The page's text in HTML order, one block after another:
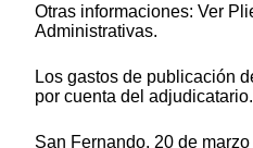
Otras informaciones: Ver
Administrativas.
Los gastos de publicación
por cuenta del adjudicatario.
San Fernando, 20 de